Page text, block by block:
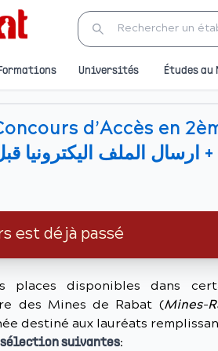
Formations Universités Études au
d’Accès en
est déjà passé
disponibles dans
des Mines de Rabat (Mines-
destiné aux lauréats
suivantes: